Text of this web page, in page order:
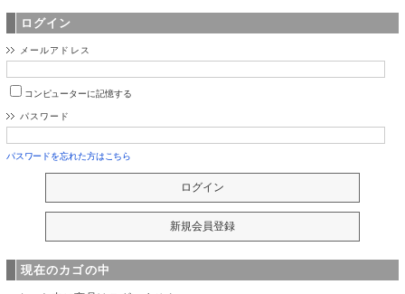
ログイン
メールアドレス
コンピューターに記憶する
パスワード
パスワードを忘れた方はこちら
現在のカゴの中